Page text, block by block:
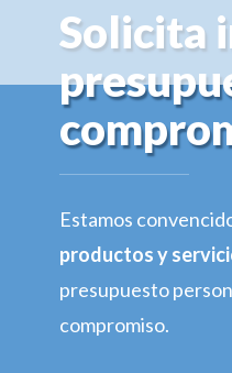
Solicita
Estamos
productos y
presupuesto
compromiso.